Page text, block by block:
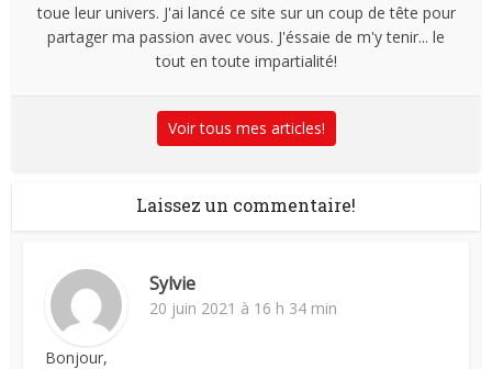
toue leur univers. J'ai lancé ce site sur un coup de tête pour
partager ma passion avec vous. J'éssaie de m'y tenir... le
tout en toute impartialité!
Voir tous mes articles!
Laissez un commentaire!
Sylvie
20 juin 2021 à 16 h 34 min
Bonjour,